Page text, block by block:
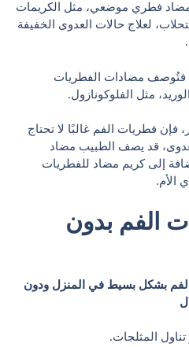
مضاد فطري موضعي، مثل الكريمات
لعلاج حالات العدوى الخفيفة
فتُوصف مضادات الفطريات
مثل الفلوكونازول.
فإن فطريات الفم غالبًا لا تحتاج
قد يصف الطبيب مضاد
إلى كريم مضاد للفطريات
الأم.
الفم بدون
بشكل بسيط في المنزل ودون
المثلجات.